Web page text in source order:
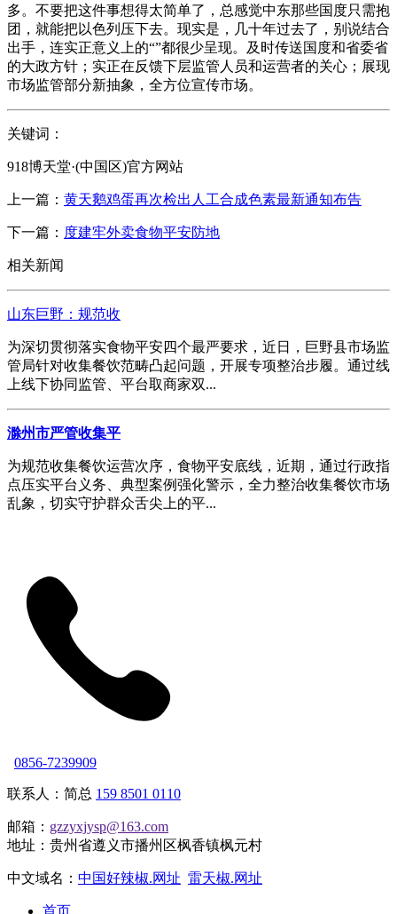
多。不要把这件事想得太简单了，总感觉中东那些国度只需抱
团，就能把以色列压下去。现实是，几十年过去了，别说结合
出手，连实正意义上的“”都很少呈现。及时传送国度和省委省
的大政方针；实正在反馈下层监管人员和运营者的关心；展现
市场监管部分新抽象，全方位宣传市场。
关键词：
918博天堂·(中国区)官方网站
上一篇： 黄天鹅鸡蛋再次检出人工合成色素最新通知布告
下一篇： 度建牢外卖食物平安防地
相关新闻
山东巨野：规范收
为深切贯彻落实食物平安四个最严要求，近日，巨野县市场监
管局针对收集餐饮范畴凸起问题，开展专项整治步履。通过线
上线下协同监管、平台取商家双...
滁州市严管收集平
为规范收集餐饮运营次序，食物平安底线，近期，通过行政指
点压实平台义务、典型案例强化警示，全力整治收集餐饮市场
乱象，切实守护群众舌尖上的平...
0856-7239909
联系人：简总 159 8501 0110
邮箱： gzzyxjysp@163.com
地址：贵州省遵义市播州区枫香镇枫元村
中文域名： 中国好辣椒.网址 雷天椒.网址
首页